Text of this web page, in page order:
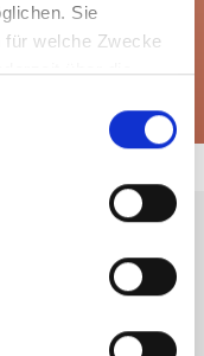
Sie
für welche Zwecke
über die
Lage
identifizieren
over 10,000
dates, seminars,